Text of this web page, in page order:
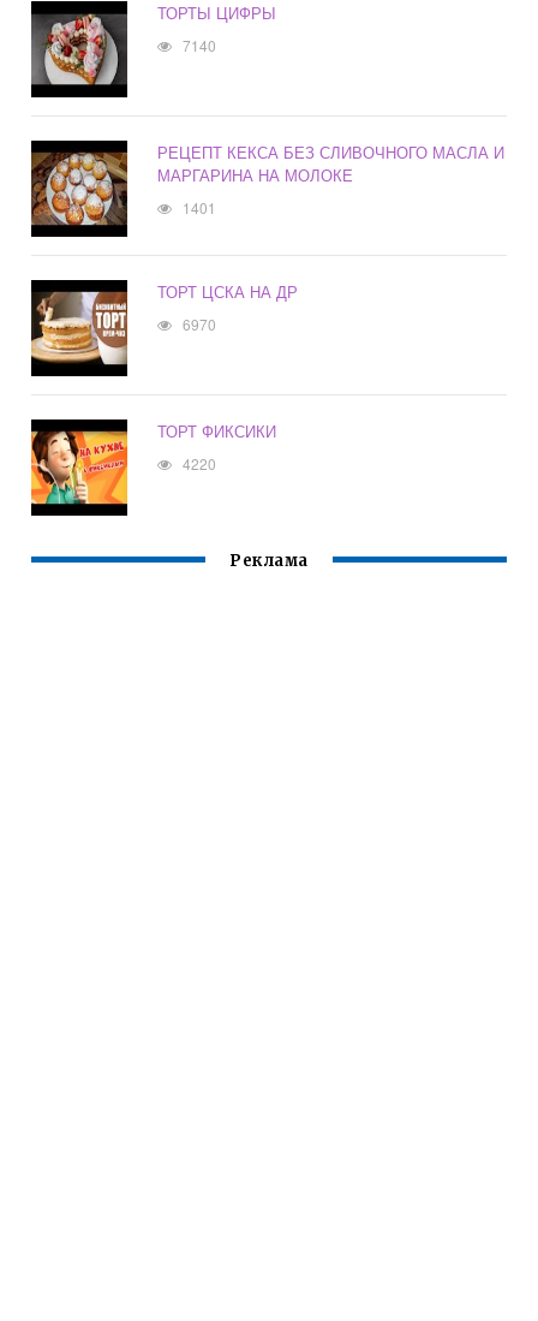
ТОРТЫ ЦИФРЫ
7140
РЕЦЕПТ КЕКСА БЕЗ СЛИВОЧНОГО МАСЛА И
МАРГАРИНА НА МОЛОКЕ
1401
ТОРТ ЦСКА НА ДР
6970
ТОРТ ФИКСИКИ
4220
Реклама